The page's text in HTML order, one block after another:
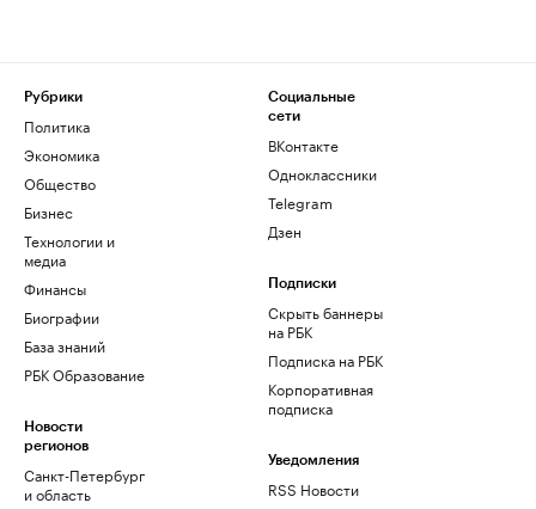
Рубрики
Политика
Экономика
Общество
Бизнес
Технологии и
медиа
Финансы
Биографии
База знаний
РБК Образование
Новости
регионов
Санкт-Петербург
и область
Социальные
сети
ВКонтакте
Одноклассники
Telegram
Дзен
Подписки
Скрыть баннеры
на РБК
Подписка на РБК
Корпоративная
подписка
Уведомления
RSS Новости